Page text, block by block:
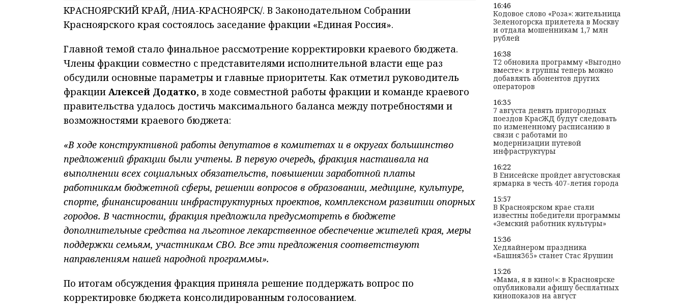
КРАСНОЯРСКИЙ КРАЙ, /НИА-КРАСНОЯРСК/. В Законодательном Собрании
Красноярского края состоялось заседание фракции «Единая Россия».
Главной темой стало финальное рассмотрение корректировки краевого бюджета.
Члены фракции совместно с представителями исполнительной власти еще раз
обсудили основные параметры и главные приоритеты. Как отметил руководитель
фракции Алексей Додатко, в ходе совместной работы фракции и команде краевого
правительства удалось достичь максимального баланса между потребностями и
возможностями краевого бюджета:
«В ходе конструктивной работы депутатов в комитетах и в округах большинство
предложений фракции были учтены. В первую очередь, фракция настаивала на
выполнении всех социальных обязательств, повышении заработной платы
работникам бюджетной сферы, решении вопросов в образовании, медицине, культуре,
спорте, финансировании инфраструктурных проектов, комплексном развитии опорных
городов. В частности, фракция предложила предусмотреть в бюджете
дополнительные средства на льготное лекарственное обеспечение жителей края, меры
поддержки семьям, участникам СВО. Все эти предложения соответствуют
направлениям нашей народной программы».
По итогам обсуждения фракция приняла решение поддержать вопрос по
корректировке бюджета консолидированным голосованием.
16:46
Кодовое слово «Роза»: жительница
Зеленогорска прилетела в Москву
и отдала мошенникам 1,7 млн
рублей
16:38
T2 обновила программу «Выгодно
вместе»: в группы теперь можно
добавлять абонентов других
операторов
16:35
7 августа девять пригородных
поездов КрасЖД будут следовать
по измененному расписанию в
связи с работами по
модернизации путевой
инфраструктуры
16:22
В Енисейске пройдет августовская
ярмарка в честь 407-летия города
15:57
В Красноярском крае стали
известны победители программы
«Земский работник культуры»
15:36
Хедлайнером праздника
«Башня365» станет Стас Ярушин
15:26
«Мама, я в кино!»: в Красноярске
опубликовали афишу бесплатных
кинопоказов на август